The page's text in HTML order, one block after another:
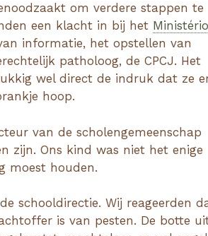
om verdere stappen te
een klacht in bij het Ministério
informatie, het opstellen van
patholoog, de CPCJ. Het
wel direct de indruk dat ze
hoop.
van de scholengemeenschap
zijn. Ons kind was niet het enige
moest houden.
schooldirectie. Wij reageerden
is van pesten. De botte